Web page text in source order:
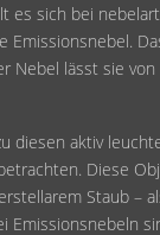
es sich bei
Emissionsnebel.
Nebel lässt sie
diesen aktiv
Diese
Staub –
Emissionsnebeln